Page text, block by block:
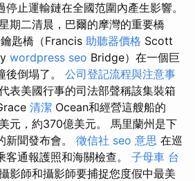
止運輸鏈在全國范圍內產生影響。
期二清晨，巴爾的摩灣的重要橋
鑰匙橋（Francis 助聽器價格 Scott
wordpress seo Bridge）在一個巨
後倒塌了。 公司登記流程與注意事
表美國行事的司法部聲稱該集裝箱
清潔 Ocean和經營這艘船的
元，約370億美元。 馬里蘭州是下
新聞發布會。 徵信社 seo 意思 在巡
通報護照和海關檢查。 子母車 台
影師和攝影師要捕捉您度假中最美